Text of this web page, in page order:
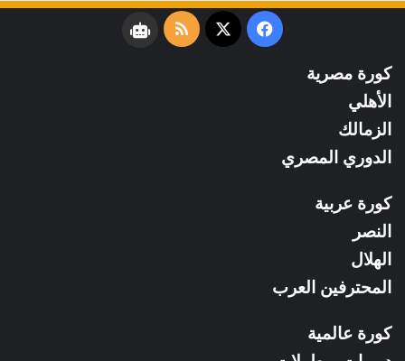
فيسبوك
‫X
ملخصنبض
كورة مصرية
الأهلي
الزمالك
الدوري المصري
كورة عربية
النصر
الهلال
المحترفين العرب
كورة عالمية